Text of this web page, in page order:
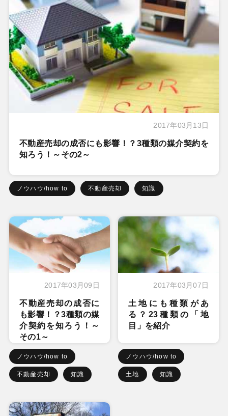
2017年03月13日
不動産売却の成否にも影響！？3種類の媒介契約を
知ろう！～その2～
ノウハウ/how to 不動産売却 知識
2017年03月09日
不動産売却の成否に
も影響！？3種類の媒
介契約を知ろう！～
その1～
ノウハウ/how to
不動産売却 知識
2017年03月07日
土地にも種類があ
る？23種類の「地
目」を紹介
ノウハウ/how to
土地 知識